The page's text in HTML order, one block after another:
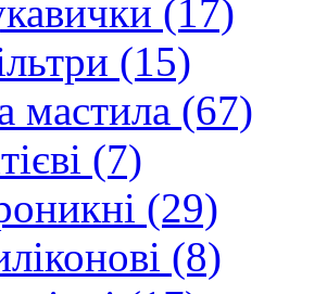
(17)
(15)
мастила (67)
(7)
(29)
(8)